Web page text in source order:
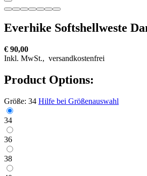
Everhike Softshellweste
€ 90,00
Inkl. MwSt., versandkostenfrei
Product Options:
Größe: 34 Hilfe bei Größenauswahl
34
36
38